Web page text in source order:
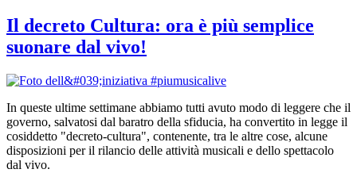
Il decreto Cultura: ora è più semplice
suonare dal vivo!
In queste ultime settimane abbiamo tutti avuto modo di leggere che il
governo, salvatosi dal baratro della sfiducia, ha convertito in legge il
cosiddetto "decreto-cultura", contenente, tra le altre cose, alcune
disposizioni per il rilancio delle attività musicali e dello spettacolo
dal vivo.